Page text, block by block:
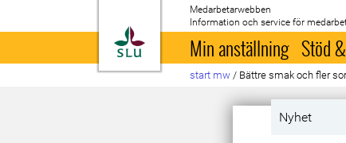
Till startsida
Medarbetarwebben
Information och service för
Min anställning Stöd
start mw / Bättre smak och fler
Nyhet